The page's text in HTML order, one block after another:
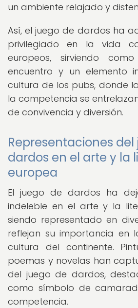
un ambiente relajado y
Así, el juego de dardos ha
privilegiado en la vida
europeos, sirviendo
encuentro y un elemento
cultura de los pubs, donde
la competencia se
de convivencia y diversión.
Representaciones
dardos en el arte y la
europea
El juego de dardos ha
indeleble en el arte y la
siendo representado en
reflejan su importancia en
cultura del continente.
poemas y novelas han
del juego de dardos,
como símbolo de
competencia.